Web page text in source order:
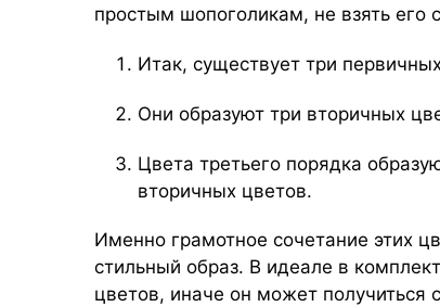
простым шопоголикам, не взять его
Итак, существует три
Они образуют три вторичных
Цвета третьего порядка
вторичных цветов.
Именно грамотное сочетание этих
стильный образ. В идеале в
цветов, иначе он может